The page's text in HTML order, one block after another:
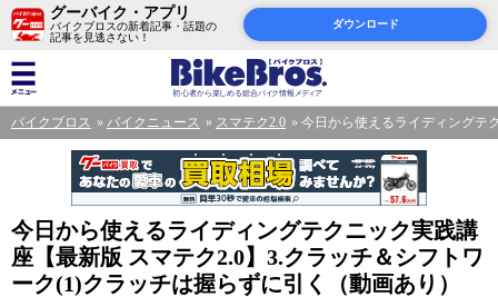
グーバイク・アプリ
バイクブロスの新着記事・話題の
記事を見逃さない！
ダウンロード
バイクブロス バイクニュース スマテク2.0 今日から使えるライディングテ
今日から使えるライディングテクニック実践講
座【最新版 スマテク2.0】3.クラッチ＆シフトワ
ーク(1)クラッチは握らずに引く（動画あり）